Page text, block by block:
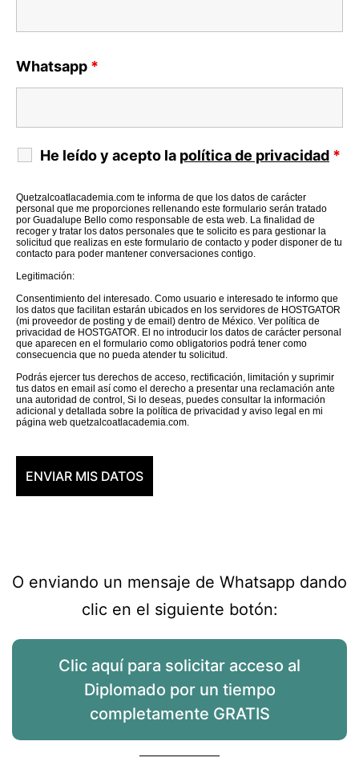
Whatsapp *
He leído y acepto la política de privacidad *
Quetzalcoatlacademia.com te informa de que los datos de carácter
personal que me proporciones rellenando este formulario serán tratado
por Guadalupe Bello como responsable de esta web. La finalidad de
recoger y tratar los datos personales que te solicito es para gestionar la
solicitud que realizas en este formulario de contacto y poder disponer de tu
contacto para poder mantener conversaciones contigo.
Legitimación:
Consentimiento del interesado. Como usuario e interesado te informo que
los datos que facilitan estarán ubicados en los servidores de HOSTGATOR
(mi proveedor de posting y de email) dentro de México. Ver política de
privacidad de HOSTGATOR. El no introducir los datos de carácter personal
que aparecen en el formulario como obligatorios podrá tener como
consecuencia que no pueda atender tu solicitud.
Podrás ejercer tus derechos de acceso, rectificación, limitación y suprimir
tus datos en email así como el derecho a presentar una reclamación ante
una autoridad de control, Si lo deseas, puedes consultar la información
adicional y detallada sobre la política de privacidad y aviso legal en mi
página web quetzalcoatlacademia.com.
O enviando un mensaje de Whatsapp dando
clic en el siguiente botón:
Clic aquí para solicitar acceso al
Diplomado por un tiempo
completamente GRATIS